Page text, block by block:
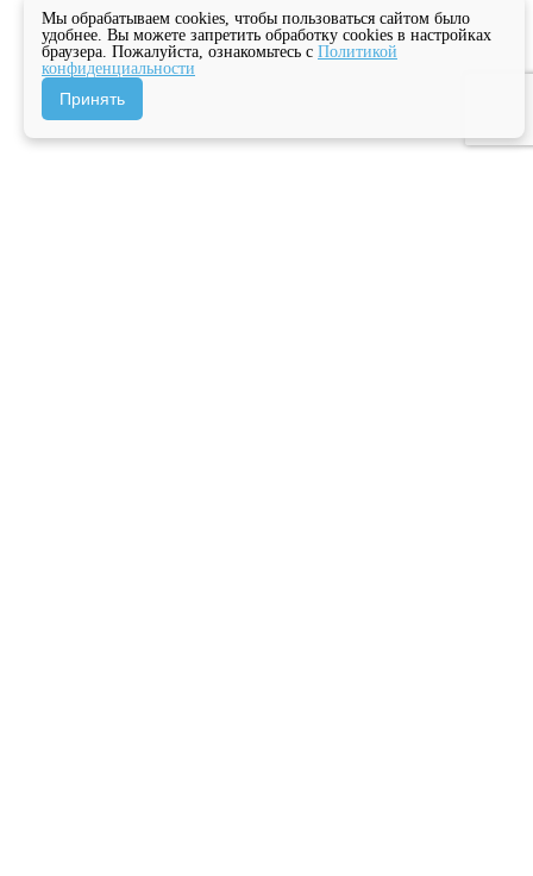
Мы обрабатываем cookies, чтобы пользоваться сайтом было
удобнее. Вы можете запретить обработку cookies в настройках
браузера. Пожалуйста, ознакомьтесь с Политикой
конфиденциальности
Принять